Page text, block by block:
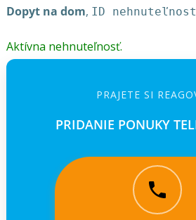
Dopyt na dom, ID
Aktívna nehnuteľnosť.
PRAJETE SI
PRIDANIE PONUKY